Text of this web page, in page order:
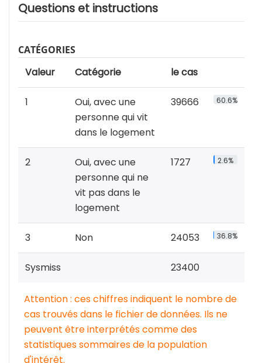
Questions et instructions
CATÉGORIES
Valeur Catégorie le cas
1
Oui, avec une
personne qui vit
dans le logement
39666 60.6%
2
Oui, avec une
personne qui ne
vit pas dans le
logement
1727 2.6%
3 Non 24053 36.8%
Sysmiss 23400
Attention : ces chiffres indiquent le nombre de
cas trouvés dans le fichier de données. Ils ne
peuvent être interprétés comme des
statistiques sommaires de la population
d'intérêt.